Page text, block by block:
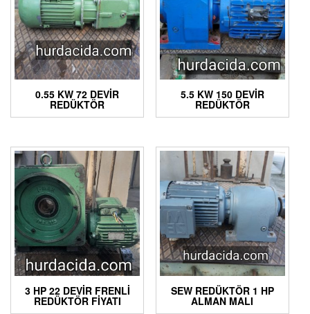
0.55 KW 72 DEVIR
REDÜKTÖR
5.5 KW 150 DEVIR
REDÜKTÖR
3 HP 22 DEVIR FRENLI
REDÜKTÖR FIYATI
SEW REDÜKTÖR 1 HP
ALMAN MALI